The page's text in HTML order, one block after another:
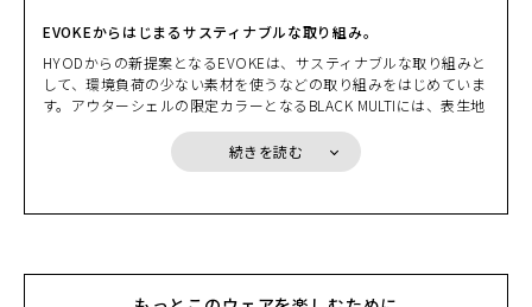
ェルをバイクに掛けておくのはとても不安。風に飛ばされたり、い
たずらされたり、盗まれたりするかもしれません。でも、EVOKE
は小さく畳んでコンパクトに収納でき携帯しやすい。携帯すること
で、そんな不安を解消できるのです。
EVOKEからはじまるサスティナブルな取り組み。
HYODからの新提案となるEVOKEは、サスティナブルな取り組みと
して、環境負荷の少ない素材を使うなどの取り組みをはじめていま
す。アウターシェルの限定カラーとなるBLACK MULTIには、表生地
Oプロテクターは、高い衝撃吸収性を持ちながら単一のポリマー素
材を使うことで簡単にリサイクルすることができます。そして何よ
の組み合わせで長い期間着用していただけ、限られた資源を有効に
続きを読む
HEATHER GREY
S
¥22,000(税込)
カートに入れる
LIGHT GREY
カートに入れる